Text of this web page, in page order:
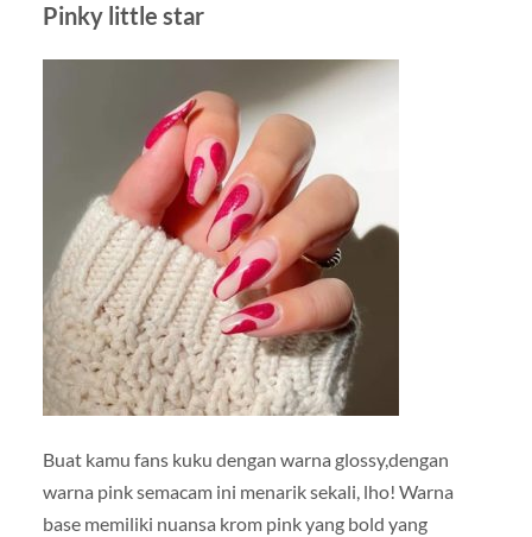
Pinky little star
Buat kamu fans kuku dengan warna glossy,dengan
warna pink semacam ini menarik sekali, lho! Warna
base memiliki nuansa krom pink yang bold yang